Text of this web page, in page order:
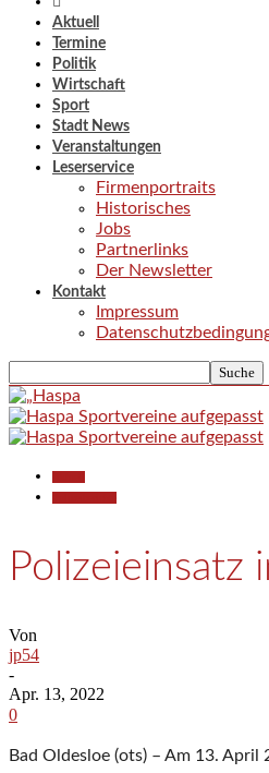
Aktuell
Termine
Politik
Wirtschaft
Sport
Stadt News
Veranstaltungen
Leserservice
Firmenportraits
Historisches
Jobs
Partnerlinks
Der Newsletter
Kontakt
Impressum
Polizeieinsatz
Von
jp54
-
Apr. 13, 2022
0
Bad Oldesloe (ots) – Am 13.